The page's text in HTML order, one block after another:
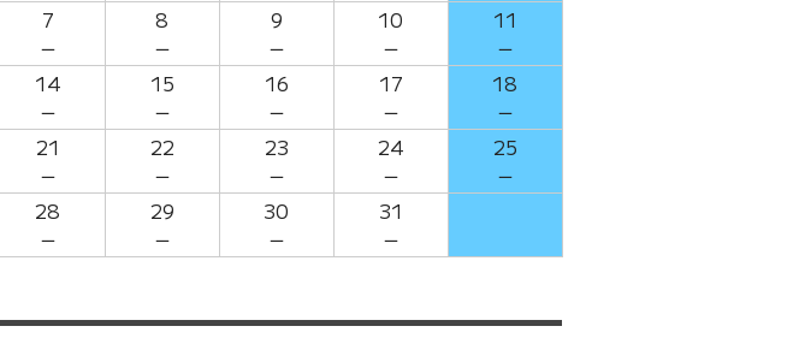
7
－
8
－
9
－
10
－
11
－
14
－
15
－
16
－
17
－
18
－
21
－
22
－
23
－
24
－
25
－
28
－
29
－
30
－
31
－